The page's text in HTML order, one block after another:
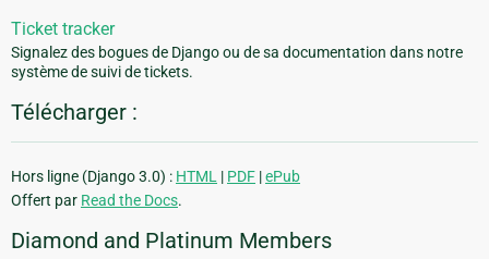
Ticket tracker
Signalez des bogues de Django ou de sa documentation dans notre
système de suivi de tickets.
Télécharger :
Hors ligne (Django 3.0) : HTML | PDF |ePub
Offert par Read the Docs.
Diamond and Platinum Members